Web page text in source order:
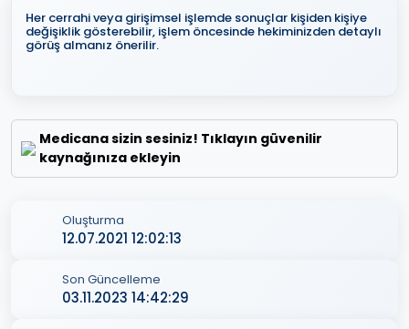
Her cerrahi veya girişimsel işlemde sonuçlar kişiden kişiye
değişiklik gösterebilir, işlem öncesinde hekiminizden detaylı
görüş almanız önerilir.
Medicana sizin sesiniz! Tıklayın güvenilir
kaynağınıza ekleyin
Oluşturma
12.07.2021 12:02:13
Son Güncelleme
03.11.2023 14:42:29